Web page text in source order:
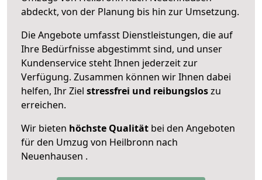
abdeckt, von der Planung bis hin zur Umsetzung.
Die Angebote umfasst Dienstleistungen, die auf
Ihre Bedürfnisse abgestimmt sind, und unser
Kundenservice steht Ihnen jederzeit zur
Verfügung. Zusammen können wir Ihnen dabei
helfen, Ihr Ziel stressfrei und reibungsloszu
erreichen.
Wir bieten höchste Qualität bei den Angeboten
für den Umzug von Heilbronn nach
Neuenhausen .